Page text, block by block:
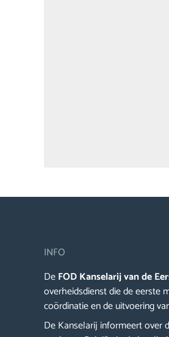
INFO
DeFOD Kanselarij van de
overheidsdienst die de eerste
coördinatie en de uitvoering
De Kanselarij informeert over